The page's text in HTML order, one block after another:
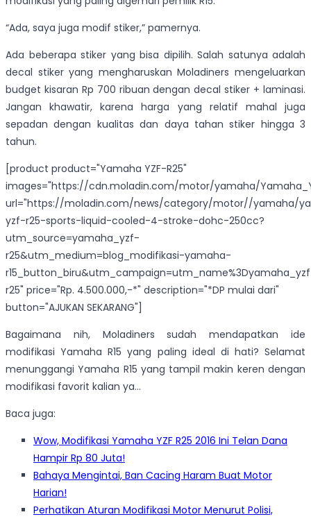
“Ada, saya juga modif stiker,” pamernya.
Ada beberapa stiker yang bisa dipilih. Salah satunya adalah
decal stiker yang mengharuskan Moladiners mengeluarkan
budget kisaran Rp 700 ribuan dengan decal stiker + laminasi.
Jangan khawatir, karena harga yang relatif mahal juga
sepadan dengan kualitas dan daya tahan stiker hingga 3
tahun.
[product product="Yamaha YZF-R25"
images="https://cdn.moladin.com/motor/yamaha/
url="https://moladin.com/news/category/motor//yamaha/
yzf-r25-sports-liquid-cooled-4-stroke-dohc-250cc?
utm_source=yamaha_yzf-
r25&utm_medium=blog_modifikasi-yamaha-
r25" price="Rp. 4.500.000,-*" description="*DP mulai dari"
button="AJUKAN SEKARANG"]
Bagaimana nih, Moladiners sudah mendapatkan ide
modifikasi Yamaha R15 yang paling ideal di hati? Selamat
menunggangi Yamaha R15 yang tampil makin keren dengan
modifikasi favorit kalian ya…
Baca juga:
Wow, Modifikasi Yamaha YZF R25 2016 Ini Telan Dana
Hampir Rp 80 Juta!
Bahaya Mengintai, Ban Cacing Haram Buat Motor
Harian!
Perhatikan Aturan Modifikasi Motor Menurut Polisi,